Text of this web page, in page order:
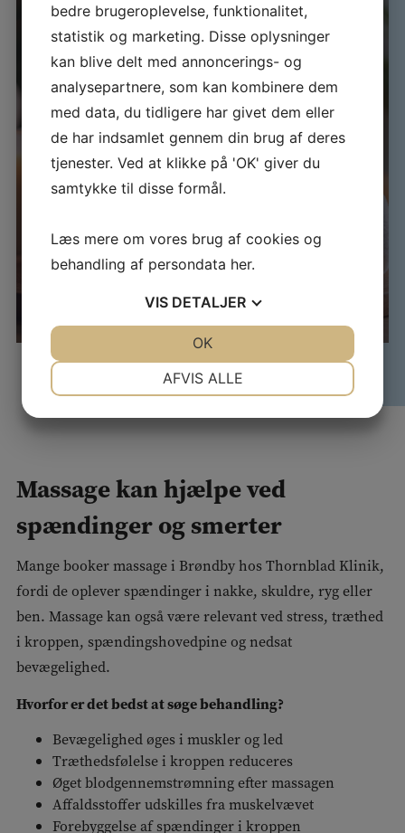
Gavekort
Køb her
Massage kan hjælpe ved
spændinger og smerter
Mange booker massage i Brøndby hos Thornblad Klinik,
fordi de oplever spændinger i nakke, skuldre, ryg eller
ben. Massage kan også være relevant ved stress, træthed
i kroppen, spændingshovedpine og nedsat
bevægelighed.
Hvorfor er det bedst at søge behandling?
Bevægelighed øges i muskler og led
Træthedsfølelse i kroppen reduceres
Øget blodgennemstrømning efter massagen
Affaldsstoffer udskilles fra muskelvævet
Forebyggelse af spændinger i kroppen
bedre brugeroplevelse, funktionalitet,
statistik og marketing. Disse oplysninger
kan blive delt med annoncerings- og
analysepartnere, som kan kombinere dem
med data, du tidligere har givet dem eller
de har indsamlet gennem din brug af deres
tjenester. Ved at klikke på 'OK' giver du
samtykke til disse formål.
Læs mere om vores brug af cookies og
behandling af persondata her.
VIS DETALJER
AFVIS ALLE
OK